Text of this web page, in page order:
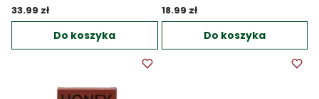
33.99 zł
Do koszyka
18.99 zł
Do koszyka